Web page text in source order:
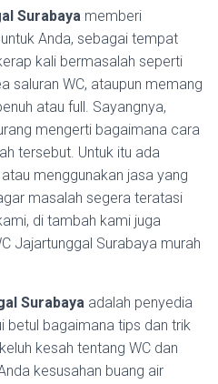
Surabaya memberi
Anda, sebagai tempat
kali bermasalah seperti
saluran WC, ataupun memang
atau full. Sayangnya,
mengerti bagaimana cara
tersebut. Untuk itu ada
menggunakan jasa yang
masalah segera teratasi
di tambah kami juga
Jajartunggal Surabaya murah
Surabaya adalah penyedia
betul bagaimana tips dan trik
kesah tentang WC dan
kesusahan buang air